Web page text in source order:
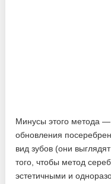
Минусы этого метода —
обновления
вид зубов (они
того, чтобы метод
эстетичными и